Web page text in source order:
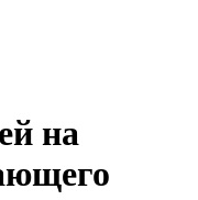
на